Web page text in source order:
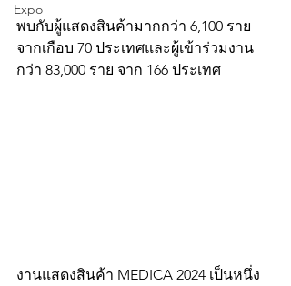
Expo
พบกับผู้แสดงสินค้ามากกว่า 6,100 ราย
จากเกือบ 70 ประเทศและผู้เข้าร่วมงาน
กว่า 83,000 ราย จาก 166 ประเทศ
งานแสดงสินค้า MEDICA 2024 เป็นหนึ่ง